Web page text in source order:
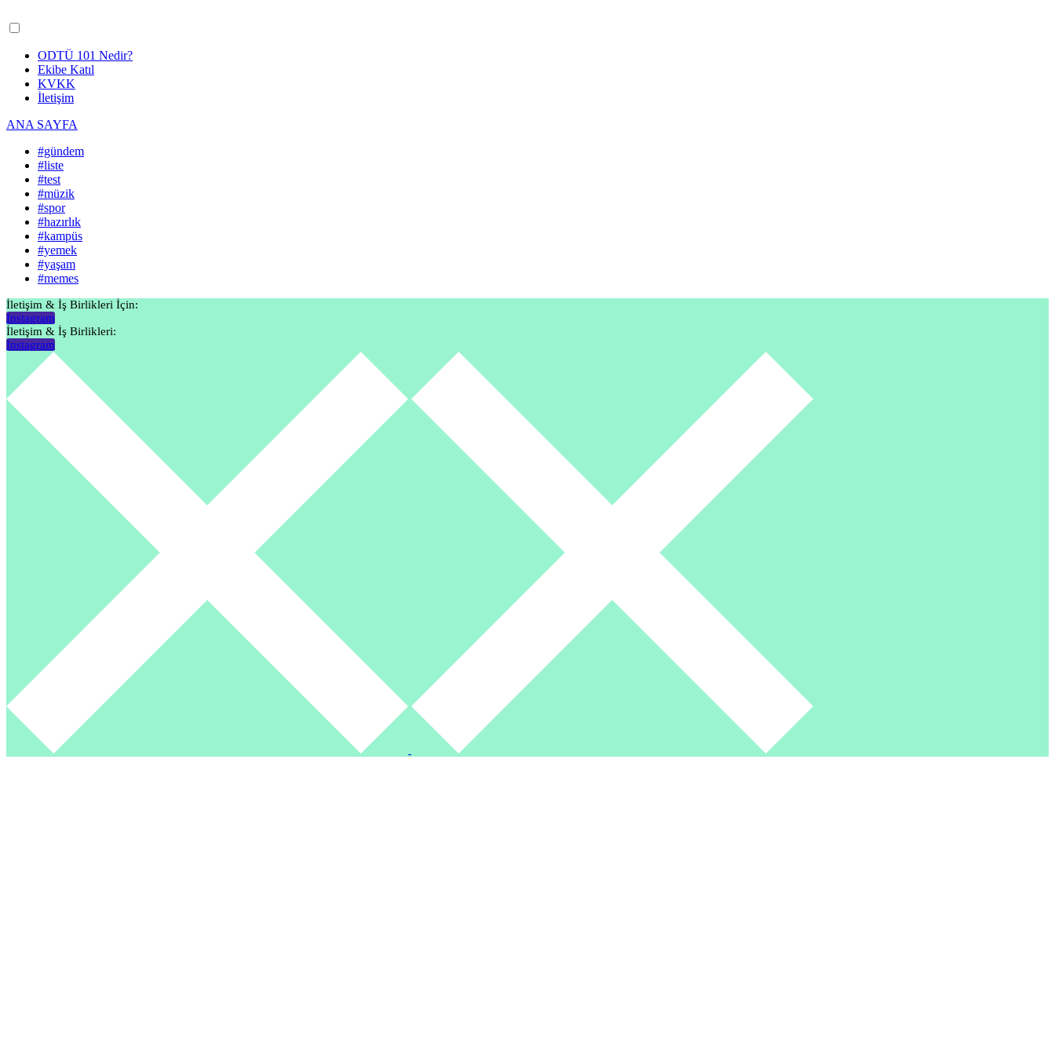
ODTÜ 101 Nedir?
Ekibe Katıl
KVKK
İletişim
ANA SAYFA
#gündem
#liste
#test
#müzik
#spor
#hazırlık
#kampüs
#yemek
#yaşam
#memes
İletişim & İş Birlikleri İçin:
Instagram
İletişim & İş Birlikleri:
Instagram